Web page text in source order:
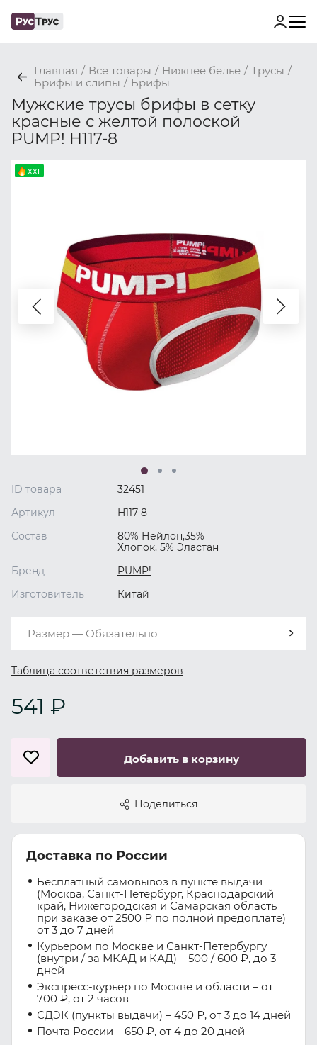
Главная / Все товары / Нижнее белье / Трусы /
Брифы и слипы / Брифы
Мужские трусы брифы в сетку
красные с желтой полоской
PUMP! H117-8
XXL
ID товара
32451
Артикул
H117-8
Состав
80% Нейлон,35%
Хлопок, 5% Эластан
Бренд
PUMP!
Изготовитель
Китай
Размер — Обязательно
Таблица соответствия размеров
541 ₽
Добавить в корзину
Поделиться
Доставка по России
Бесплатный самовывоз в пункте выдачи
(Москва, Санкт-Петербург, Краснодарский
край, Нижегородская и Самарская область
при заказе от 2500 ₽ по полной предоплате)
от 3 до 7 дней
Курьером по Москве и Санкт-Петербургу
(внутри / за МКАД и КАД) – 500 / 600 ₽, до 3
дней
Экспресс-курьер по Москве и области – от
700 ₽, от 2 часов
СДЭК (пункты выдачи) – 450 ₽, от 3 до 14 дней
Почта России – 650 ₽, от 4 до 20 дней